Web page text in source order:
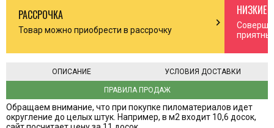
РАССРОЧКА
Товар можно приобрести в рассрочку chevron_right
НИЗКИЕ
ПРАВИЛА ПРОДАЖ
ОПИСАНИЕ УСЛОВИЯ ДОСТАВКИ
Обращаем внимание, что при покупке пиломатериалов идет
округление до целых штук. Например, в м2 входит 10,6 досок,